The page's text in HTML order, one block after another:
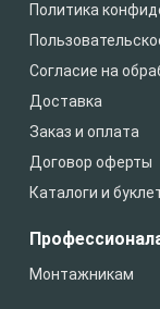
Политика
Согласие на
Доставка
Заказ и оплата
Договор оферты
Каталоги и
Монтажникам